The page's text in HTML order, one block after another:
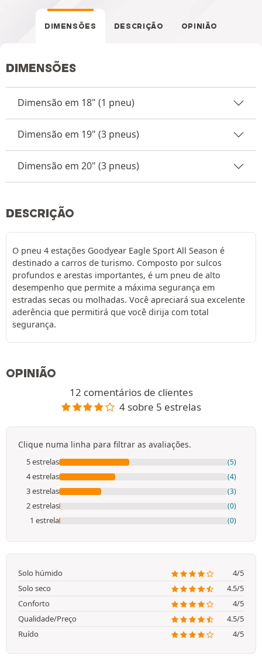
DIMENSÕES DESCRIÇÃO OPINIÃO
DIMENSÕES
Dimensão em 18" (1 pneu)
Dimensão em 19" (3 pneus)
Dimensão em 20" (3 pneus)
DESCRIÇÃO
O pneu 4 estações Goodyear Eagle Sport All Season é
destinado a carros de turismo. Composto por sulcos
profundos e arestas importantes, é um pneu de alto
desempenho que permite a máxima segurança em
estradas secas ou molhadas. Você apreciará sua excelente
aderência que permitirá que você dirija com total
segurança.
OPINIÃO
12 comentários de clientes
4 sobre 5 estrelas
Clique numa linha para filtrar as avaliações.
5 estrelas (5)
4 estrelas (4)
3 estrelas (3)
2 estrelas (0)
1 estrela (0)
Solo húmido
4/5
Solo seco
4.5/5
Conforto
4/5
Qualidade/Preço
4.5/5
Ruído
4/5